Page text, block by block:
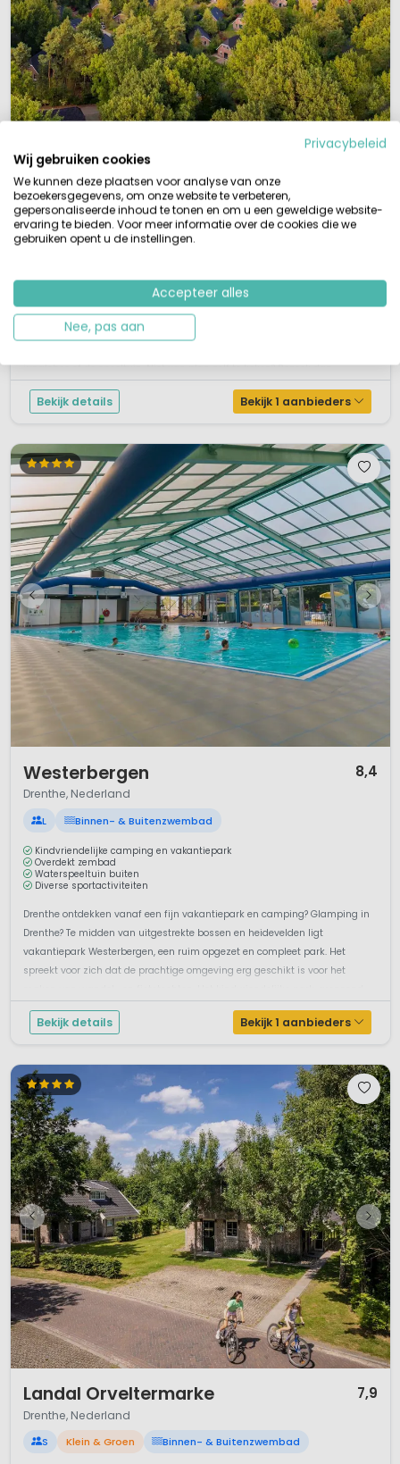
Summio Landgoed Het Grote Zand 8,1
Drenthe, Nederland
L Binnenzwembad
Kindvriendelijk vakantiepark
Sauna en Turks stoombad aanwezig
De perfectie locatie in Drenthe voor een kindvriendelijke vakantie in eigen
land. Summio Landgoed Het Grote Zand is geschikt voor alle leeftijden.
Bijkomen van alle drukte in het overdekte zwembad met sauna en Turks
junglebos of de speeltuin. Niet van plan zelf te koken? Bezoek dan...
Bekijk details Bekijk 1 aanbieders
Westerbergen 8,4
Drenthe, Nederland
L Binnen- & Buitenzwembad
Kindvriendelijke camping en vakantiepark
Overdekt zembad
Waterspeeltuin buiten
Diverse sportactiviteiten
Drenthe ontdekken vanaf een fijn vakantiepark en camping? Glamping in
Drenthe? Te midden van uitgestrekte bossen en heidevelden ligt
vakantiepark Westerbergen, een ruim opgezet en compleet park. Het
spreekt voor zich dat de prachtige omgeving erg geschikt is voor het
aan het Nat...
Bekijk details Bekijk 1 aanbieders
Landal Orveltermarke 7,9
Drenthe, Nederland
S Klein & Groen Binnen- & Buitenzwembad
Privacybeleid
Wij gebruiken cookies
We kunnen deze plaatsen voor analyse van onze
bezoekersgegevens, om onze website te verbeteren,
gepersonaliseerde inhoud te tonen en om u een geweldige website-
ervaring te bieden. Voor meer informatie over de cookies die we
gebruiken opent u de instellingen.
Accepteer alles
Nee, pas aan